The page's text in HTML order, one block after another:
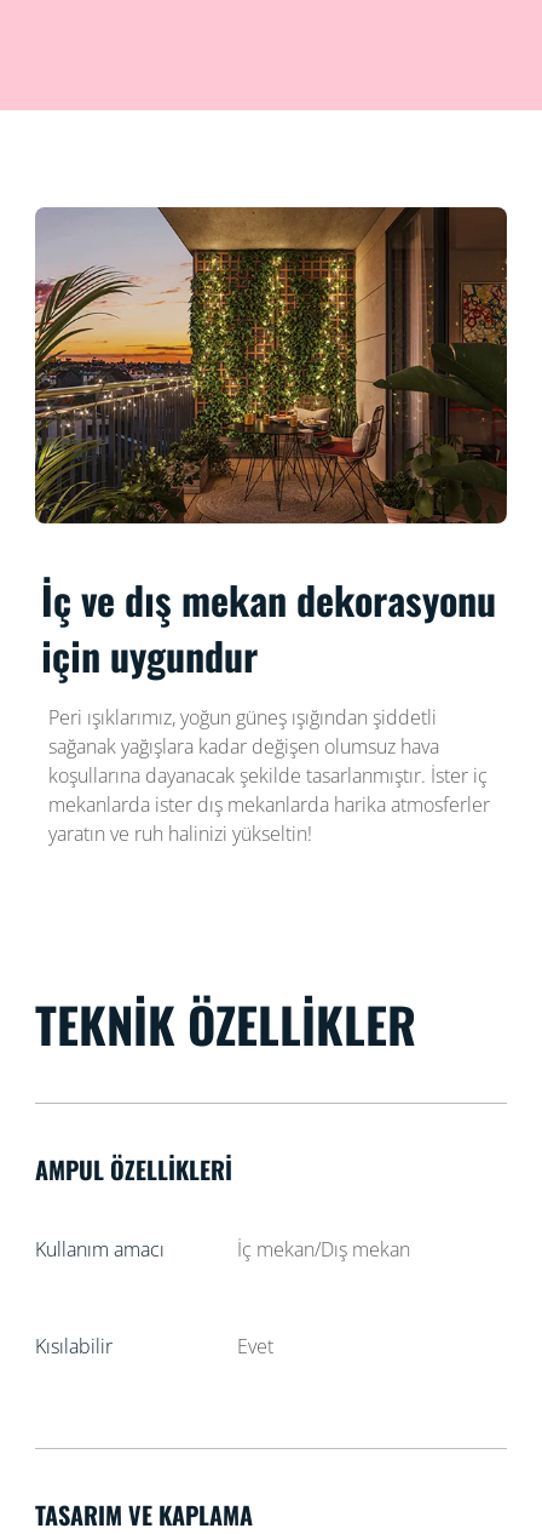
İç ve dış mekan dekorasyonu
için uygundur
Peri ışıklarımız, yoğun güneş ışığından şiddetli
sağanak yağışlara kadar değişen olumsuz hava
koşullarına dayanacak şekilde tasarlanmıştır. İster iç
mekanlarda ister dış mekanlarda harika atmosferler
yaratın ve ruh halinizi yükseltin!
TEKNIK ÖZELLIKLER
AMPUL ÖZELLIKLERI
Kullanım amacı İç mekan/Dış mekan
Kısılabilir Evet
TASARIM VE KAPLAMA